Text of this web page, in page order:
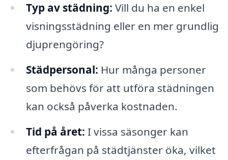
Typ av städning: Vill du ha en enkel
visningsstädning eller en mer grundlig
djuprengöring?
Städpersonal: Hur många personer
som behövs för att utföra städningen
kan också påverka kostnaden.
Tid på året: I vissa säsonger kan
efterfrågan på städtjänster öka, vilket